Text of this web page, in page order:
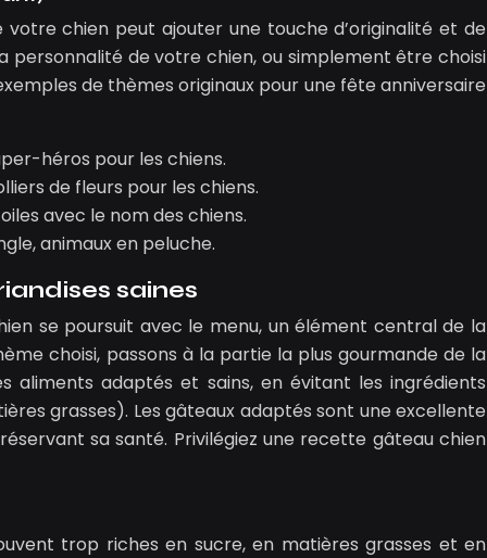
chien peut ajouter une touche d’originalité et de
personnalité de votre chien, ou simplement être choisi
de thèmes originaux pour une fête anniversaire
héros pour les chiens.
de fleurs pour les chiens.
avec le nom des chiens.
animaux en peluche.
saines
se poursuit avec le menu, un élément central de la
choisi, passons à la partie la plus gourmande de la
aliments adaptés et sains, en évitant les ingrédients
grasses). Les gâteaux adaptés sont une excellente
sa santé. Privilégiez une recette gâteau chien
trop riches en sucre, en matières grasses et en